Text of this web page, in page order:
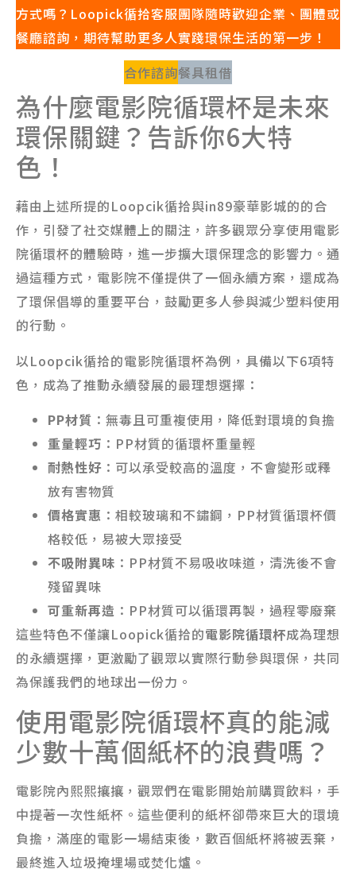
方式嗎？Loopick循拾客服團隊隨時歡迎企業、團體或
餐廳諮詢，期待幫助更多人實踐環保生活的第一步！
合作諮詢餐具租借
為什麼電影院循環杯是未來
環保關鍵？告訴你6大特
色！
藉由上述所提的Loopcik循拾與in89豪華影城的的合
作，引發了社交媒體上的關注，許多觀眾分享使用電影
院循環杯的體驗時，進一步擴大環保理念的影響力。通
過這種方式，電影院不僅提供了一個永續方案，還成為
了環保倡導的重要平台，鼓勵更多人參與減少塑料使用
的行動。
以Loopcik循拾的電影院循環杯為例，具備以下6項特
色，成為了推動永續發展的最理想選擇：
PP材質 ：無毒且可重複使用，降低對環境的負擔
重量輕巧 ：PP材質的循環杯重量輕
耐熱性好 ：可以承受較高的溫度，不會變形或釋
放有害物質
價格實惠 ：相較玻璃和不鏽鋼，PP材質循環杯價
格較低，易被大眾接受
不吸附異味 ：PP材質不易吸收味道，清洗後不會
殘留異味
可重新再造 ：PP材質可以循環再製，過程零廢棄
這些特色不僅讓Loopick循拾的電影院循環杯成為理想
的永續選擇，更激勵了觀眾以實際行動參與環保，共同
為保護我們的地球出一份力。
使用電影院循環杯真的能減
少數十萬個紙杯的浪費嗎？
電影院內熙熙攘攘，觀眾們在電影開始前購買飲料，手
中提著一次性紙杯。這些便利的紙杯卻帶來巨大的環境
負擔，滿座的電影一場結束後，數百個紙杯將被丟棄，
最終進入垃圾掩埋場或焚化爐。